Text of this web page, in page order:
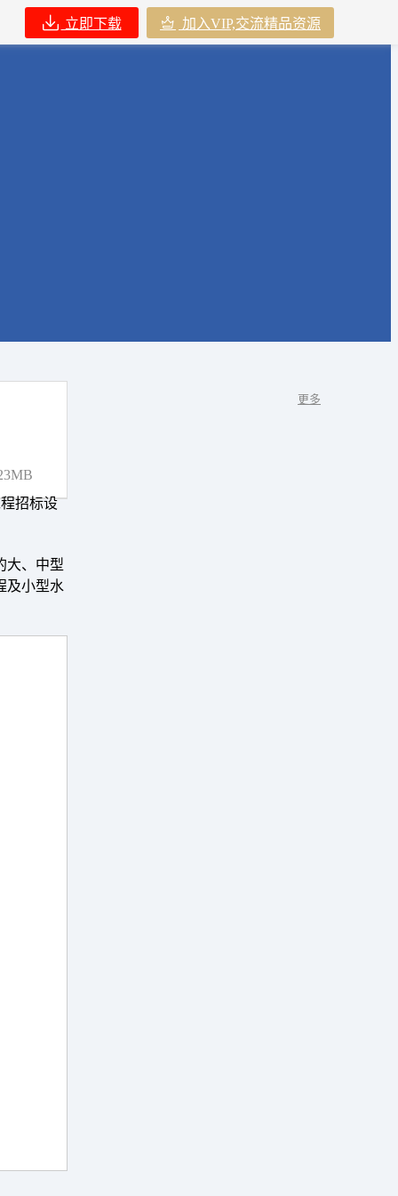
立即下载 加入VIP,交流精品资源
招标设
大、中型
及小型水
更多